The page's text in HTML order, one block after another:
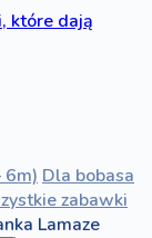
które dają
6m) Dla bobasa
zabawki
Lamaze